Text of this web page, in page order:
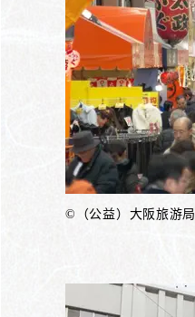
©（公益）大阪旅游局